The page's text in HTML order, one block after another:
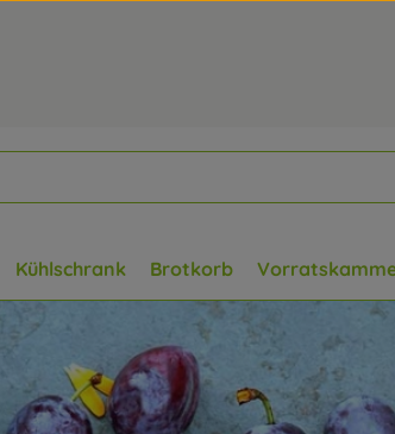
Kühlschrank Brotkorb